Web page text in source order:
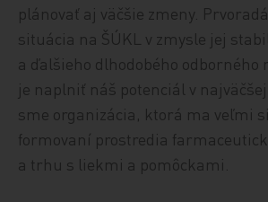
plánovať aj väčšie zmeny.
situácia na ŠÚKL v zmysle jej
a ďalšieho dlhodobého odborného
je naplniť náš potenciál v
sme organizácia, ktorá ma veľmi
formovaní prostredia
a trhu s liekmi a pomôckami.